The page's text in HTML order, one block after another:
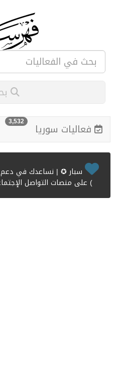
فعاليات سوريا 3,532
سبار ✪ | نساعدك في
) على منصات التواصل